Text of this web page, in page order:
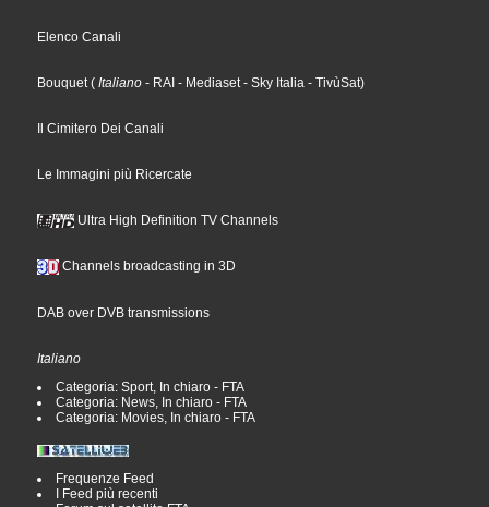
Elenco Canali
Bouquet ( Italiano - RAI - Mediaset - Sky Italia - TivùSat)
Il Cimitero Dei Canali
Le Immagini più Ricercate
Ultra High Definition TV Channels
Channels broadcasting in 3D
DAB over DVB transmissions
Italiano
Categoria: Sport, In chiaro - FTA
Categoria: News, In chiaro - FTA
Categoria: Movies, In chiaro - FTA
Frequenze Feed
I Feed più recenti